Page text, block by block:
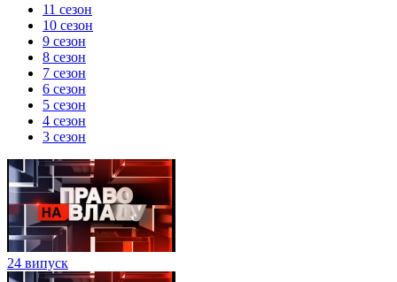
11 сезон
10 сезон
9 сезон
8 сезон
7 сезон
6 сезон
5 сезон
4 сезон
3 сезон
24 випуск